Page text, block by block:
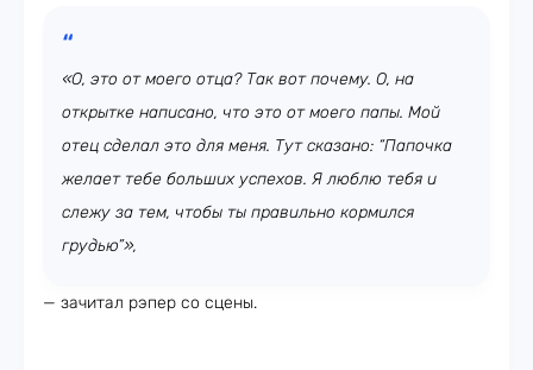
«О, это от моего отца? Так вот почему. О, на
открытке написано, что это от моего папы. Мой
отец сделал это для меня. Тут сказано: “Папочка
желает тебе больших успехов. Я люблю тебя и
слежу за тем, чтобы ты правильно кормился
грудью”»,
— зачитал рэпер со сцены.